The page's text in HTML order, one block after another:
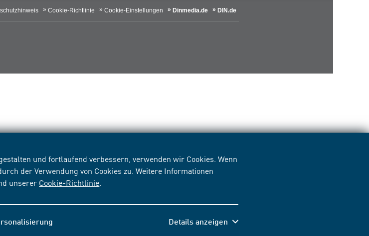
und fortlaufend verbessern, verwenden wir Cookies. Wenn
der Verwendung von Cookies zu. Weitere Informationen
unserer Cookie-Richtlinie
Details anzeigen
Cookie-Richtlinie Cookie-Einstellungen Dinmedia.de DIN.de